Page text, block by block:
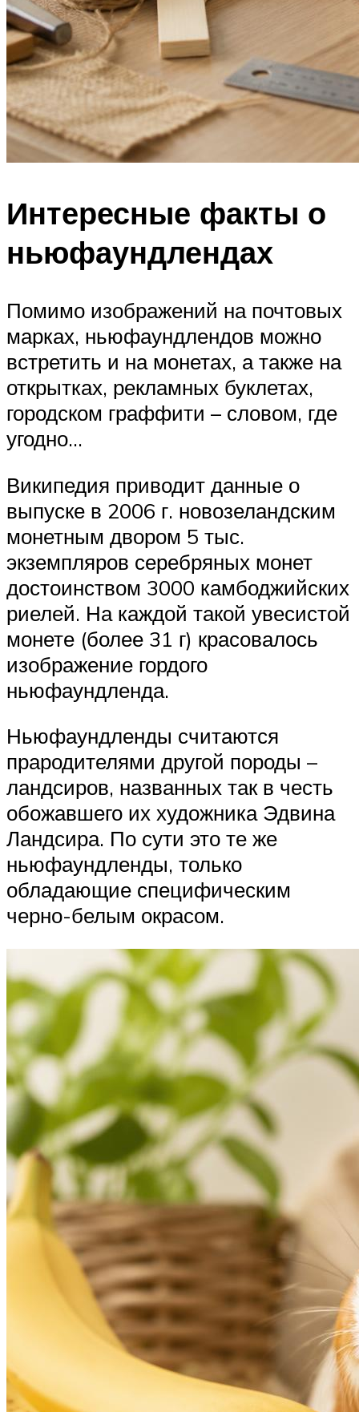
Интересные факты о
ньюфаундлендах
Помимо изображений на почтовых
марках, ньюфаундлендов можно
встретить и на монетах, а также на
открытках, рекламных буклетах,
городском граффити – словом, где
угодно…
Википедия приводит данные о
выпуске в 2006 г. новозеландским
монетным двором 5 тыс.
экземпляров серебряных монет
достоинством 3000 камбоджийских
риелей. На каждой такой увесистой
монете (более 31 г) красовалось
изображение гордого
ньюфаундленда.
Ньюфаундленды считаются
прародителями другой породы –
ландсиров, названных так в честь
обожавшего их художника Эдвина
Ландсира. По сути это те же
ньюфаундленды, только
обладающие специфическим
черно-белым окрасом.